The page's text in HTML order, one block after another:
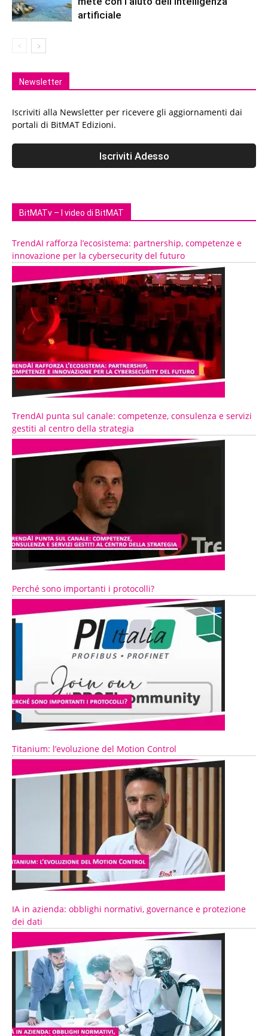
artificiale
Newsletter
Iscriviti alla Newsletter per ricevere gli aggiornamenti dai
portali di BitMAT Edizioni.
BitMATv – I video di BitMAT
TrendAI rafforza l’ecosistema: partnership, competenze e
innovazione per la cybersecurity del futuro
TrendAI punta sul canale: competenze, consulenza e servizi
gestiti al centro della strategia
Perché sono importanti i protocolli?
Titanium: l’evoluzione del Motion Control
IA in azienda: obblighi normativi, governance e protezione
dei dati